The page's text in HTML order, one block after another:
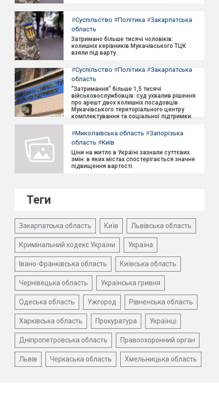
#Суспільство #Політика #Закарпатська
область
Затримано більше тисячі чоловіків:
колишніх керівників Мукачівського ТЦК
взяли під варту.
#Суспільство #Політика #Закарпатська
область
"Затримання" більше 1,5 тисячі
військовослужбовців: суд ухвалив рішення
про арешт двох колишніх посадовців
Мукачівського територіального центру
комплектування та соціальної підтримки.
#Миколаївська область #Запорізька
область #Київ
Ціни на житло в Україні зазнали суттєвих
змін: в яких містах спостерігається значне
підвищення вартості.
Теги
Закарпатська область Київ Львівська область
Кримінальний кодекс України Україна
Івано-Франківська область Київська область
Чернівецька область Українська гривня
Одеська область Ужгород Рівненська область
Харківська область Прокуратура Українці
Дніпропетровська область Правоохоронний орган
Львів Черкаська область Хмельницька область